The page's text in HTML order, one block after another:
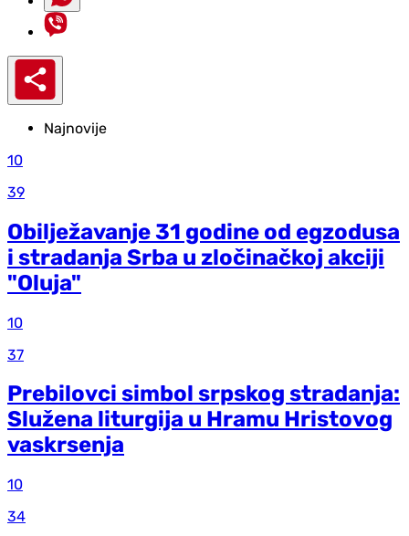
Najnovije
10
39
Obilježavanje 31 godine od egzodusa
i stradanja Srba u zločinačkoj akciji
"Oluja"
10
37
Prebilovci simbol srpskog stradanja:
Služena liturgija u Hramu Hristovog
vaskrsenja
10
34